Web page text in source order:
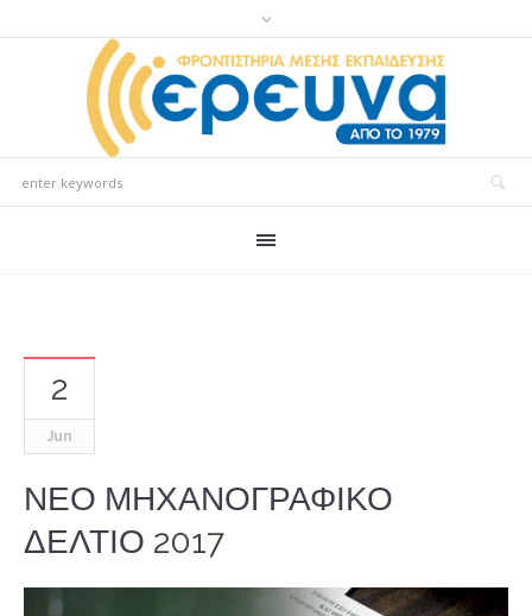
2
Jun
ΝΕΟ ΜΗΧΑΝΟΓΡΑΦΙΚΟ
ΔΕΛΤΙΟ 2017